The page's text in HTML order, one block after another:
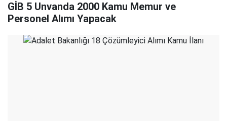
GİB 5 Unvanda 2000 Kamu Memur ve
Personel Alımı Yapacak